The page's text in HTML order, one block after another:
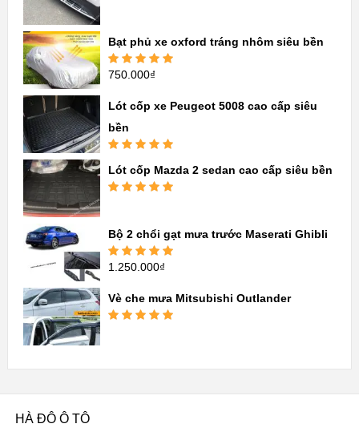
Bạt phủ xe oxford tráng nhôm siêu bền
Được xếp
sao
750.000₫
Lót cốp xe Peugeot 5008 cao cấp siêu
bền
hạng5.005
sao
Lót cốp Mazda 2 sedan cao cấp siêu bền
sao
Bộ 2 chổi gạt mưa trước Maserati Ghibli
Được xếp
sao
1.250.000₫
Vè che mưa Mitsubishi Outlander
HÀ ĐÔ Ô TÔ